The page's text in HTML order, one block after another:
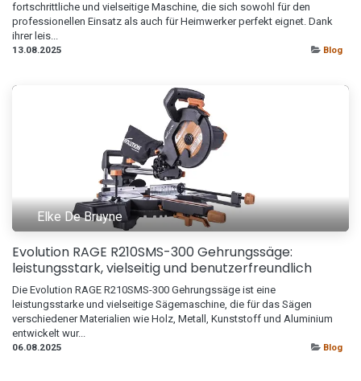
fortschrittliche und vielseitige Maschine, die sich sowohl für den
professionellen Einsatz als auch für Heimwerker perfekt eignet. Dank
ihrer leis...
13.08.2025 Blog
Elke De Bruyne
Evolution RAGE R210SMS-300 Gehrungssäge:
leistungsstark, vielseitig und benutzerfreundlich
Die Evolution RAGE R210SMS-300 Gehrungssäge ist eine
leistungsstarke und vielseitige Sägemaschine, die für das Sägen
verschiedener Materialien wie Holz, Metall, Kunststoff und Aluminium
entwickelt wur...
06.08.2025 Blog